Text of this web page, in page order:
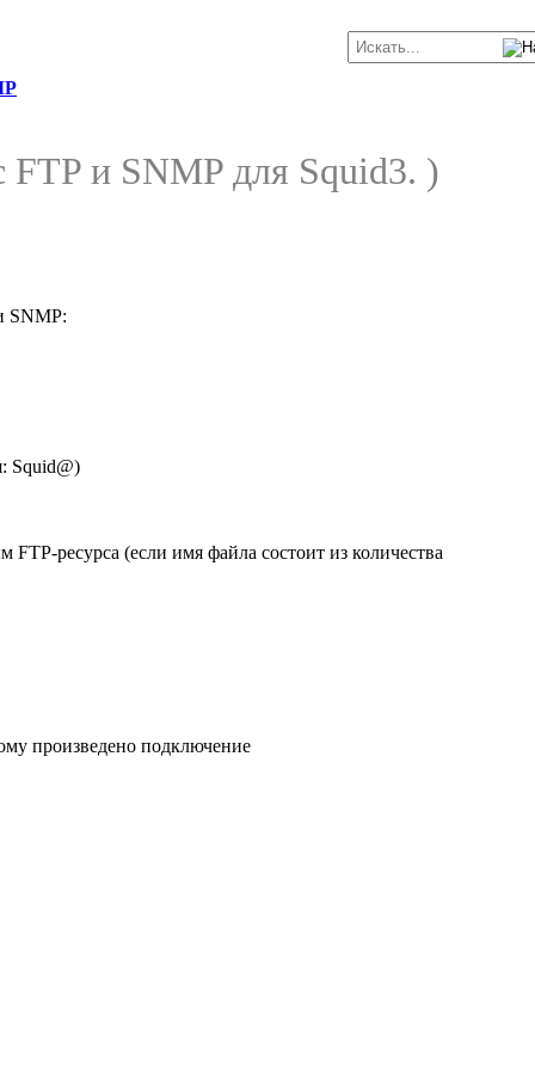
FTP и SNMP для Squid3. )
SNMP:
Squid@)
ресурса (если имя файла состоит из количества
произведено подключение